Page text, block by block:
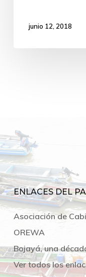
junio 12, 2018
ENLACES DEL
Asociación de
OREWA
Bojayá, una
Ver todos los